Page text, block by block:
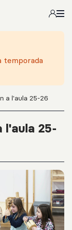
temporada
a l'aula 25-26
l'aula 25-